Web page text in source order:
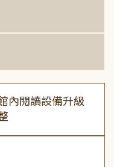
內閱讀設備升級